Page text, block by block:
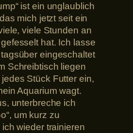
ist ein unglaublich
mich jetzt seit ein
viele Stunden an
hat. Ich lasse
eingeschaltet
Schreibtisch liegen
Stück Futter ein,
Aquarium wagt.
unterbreche ich
um kurz zu
wieder trainieren